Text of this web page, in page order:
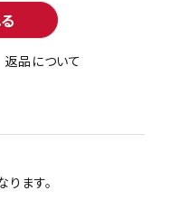
返品について
ます。